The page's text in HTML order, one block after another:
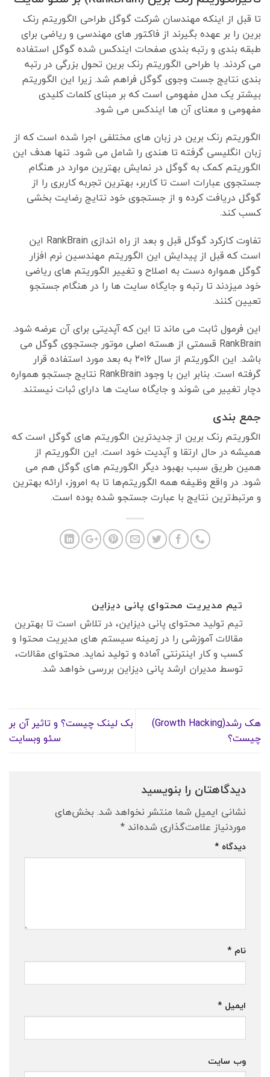
تا قبل از اینکه مهندسان شرکت گوگل طراحی الگوریتم رنک
برین را بر عهده بگیرند از فاکتور های مهندسی و ریاضی برای
طبقه بندی و رتبه بندی صفحات ایندکس شده گوگل استفاده
می کردند. با طراحی الگوریتم رنک برین تحول بزرگی در رتبه
بندی نتایج جست وجوی گوگل فراهم شد. زیرا این الگوریتم
بیشتر یک مدل مفهومی است که بر مبنای کلمات کلیدی
مفهومی و معنای آن ها ایندکس می شود.
الگوریتم رنک برین در زبان های مختلفی اجرا شده است که از
زبان انگلیسی گرفته تا هندی را شامل می شود. تنها هدف این
الگوریتم کمک به گوگل در نمایش بهترین موارد در هنگام
جستجوی عبارات است تا کاربر، بهترین تجربه کاربری را از
گوگل دریافت کرده و از جستجوی خود نتایج رضایت بخشی
کسب کند.
تفاوت کارکرد گوگل قبل و بعد از راه اندازی RankBrain این
است که قبل از پیدایش این الگوریتم مهندسین نرم افزار
گوگل همواره دست به اصلاح و تغییر الگوریتم های ریاضی
خود میزدند تا رتبه و جایگاه سایت ها را در هنگام جستجو
تعیین کنند.
این فرمول ثابت می ماند تا این که آپدیتی برای آن عرضه شود.
RankBrain قسمتی از هسته اصلی موتور جستجوی گوگل می
باشد. این الگوریتم از سال ۲۰۱۶ به بعد مورد استفاده قرار
گرفته است. بنابر این با وجود RankBrain نتایج جستجو همواره
دچار تغییر می شوند و جایگاه سایت ها دارای ثبات نیستند.
جمع بندی
الگوریتم رنک برین از جدیدترین الگوریتم های گوگل است که
همیشه در حال ارتقا و آپدیت خود است. این الگوریتم از
همین طریق سبب بهبود دیگر الگوریتم های گوگل هم می
شود. در واقع وظیفه همه الگوریتم‌ها تا به امروز، ارائه بهترین
و مرتبط‌ترین نتایج با عبارت جستجو شده بوده است.
تیم مدیریت محتوای پانی دیزاین
تیم تولید محتوای پانی دیزاین، در تلاش است تا بهترین
مقالات آموزشی را در زمینه سیستم های مدیریت محتوا و
کسب ‌و ‌کار اینترنتی آماده و تولید نماید. محتوای مقالات،
توسط مدیران ارشد پانی دیزاین بررسی خواهد شد.
هک رشد(Growth Hacking)
چیست؟
بک لینک چیست؟ و تاثیر آن بر
سئو وبسایت
دیدگاهتان را بنویسید
نشانی ایمیل شما منتشر نخواهد شد. بخش‌های
موردنیاز علامت‌گذاری شده‌اند*
دیدگاه *
نام *
ایمیل *
وب‌ سایت